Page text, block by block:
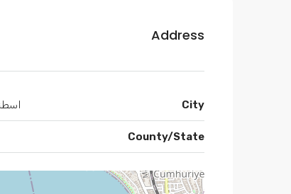
Address
City
County/State